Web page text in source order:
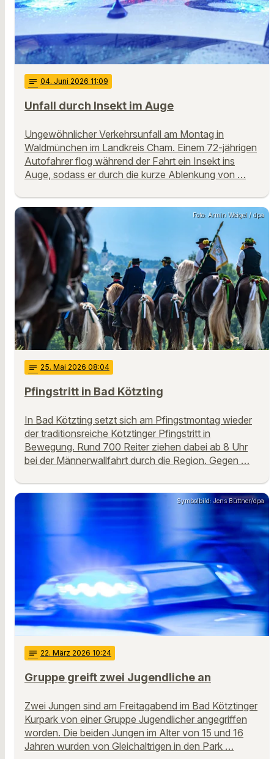
notes 04. Juni 2026 11:09
Unfall durch Insekt im Auge
Ungewöhnlicher Verkehrsunfall am Montag in
Waldmünchen im Landkreis Cham. Einem 72-jährigen
Autofahrer flog während der Fahrt ein Insekt ins
Auge, sodass er durch die kurze Ablenkung von …
Foto: Armin Weigel / dpa
notes 25. Mai 2026 08:04
Pfingstritt in Bad Kötzting
In Bad Kötzting setzt sich am Pfingstmontag wieder
der traditionsreiche Kötztinger Pfingstritt in
Bewegung. Rund 700 Reiter ziehen dabei ab 8 Uhr
bei der Männerwallfahrt durch die Region. Gegen …
Symbolbild: Jens Büttner/dpa
notes 22. März 2026 10:24
Gruppe greift zwei Jugendliche an
Zwei Jungen sind am Freitagabend im Bad Kötztinger
Kurpark von einer Gruppe Jugendlicher angegriffen
worden. Die beiden Jungen im Alter von 15 und 16
Jahren wurden von Gleichaltrigen in den Park …